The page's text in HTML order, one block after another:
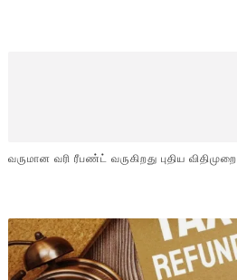
வருமான வரி ரீபண்ட் வருகிறது புதிய விதிமுறை